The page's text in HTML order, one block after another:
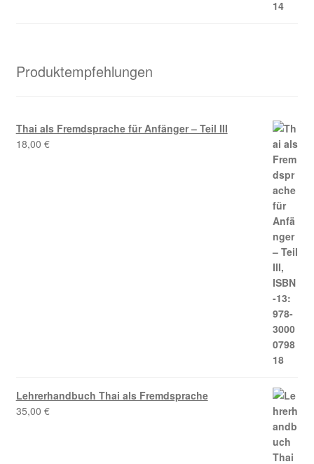
Produktempfehlungen
Thai als Fremdsprache für Anfänger – Teil III
18,00 €
Lehrerhandbuch Thai als Fremdsprache
35,00 €